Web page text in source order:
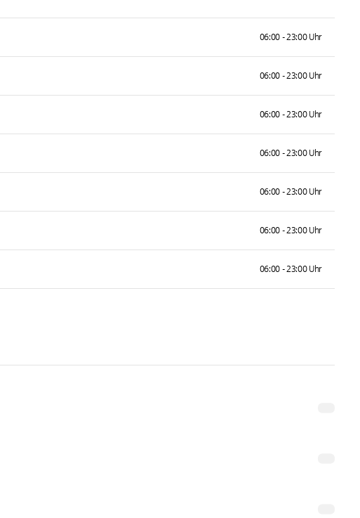
06:00 - 23:00 Uhr
06:00 - 23:00 Uhr
06:00 - 23:00 Uhr
06:00 - 23:00 Uhr
06:00 - 23:00 Uhr
06:00 - 23:00 Uhr
06:00 - 23:00 Uhr